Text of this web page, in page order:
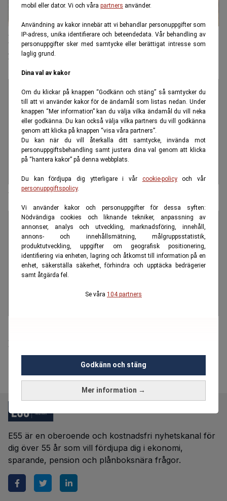
mobil eller dator. Vi och våra partners använder.
Användning av kakor innebär att vi behandlar personuppgifter som
IP-adress, unika identifierare och beteendedata. Vår behandling av
personuppgifter sker med samtycke eller berättigat intresse som
laglig grund.
Dina val av kakor
Om du klickar på knappen “Godkänn och stäng” så samtycker du
till att vi använder kakor för de ändamål som listas nedan. Under
knappen “Mer information” kan du välja vilka ändamål du vill neka
eller godkänna. Du kan också välja vilka partners du vill godkänna
genom att klicka på knappen “visa våra partners”.
Du kan när du vill återkalla ditt samtycke, invända mot
personuppgiftsbehandling samt justera dina val genom att klicka
på “hantera kakor” på denna webbplats.
Du kan fördjupa dig ytterligare i vår cookie-policyoch vår
personuppgiftspolicy.
Vi använder kakor och personuppgifter för dessa syften:
Nödvändiga cookies och liknande tekniker, anpassning av
annonser, analys och utveckling, marknadsföring, innehåll,
annons- och innehållsmätning, målgruppsstatistik,
produktutveckling, uppgifter om geografisk positionering,
identifiering via enheten, lagring och åtkomst till information på en
enhet, säkerställa säkerhet, förhindra och upptäcka bedrägerier
samt åtgärda fel.
Se våra 104 partners
Mer information →
Godkänn och stäng
Prins Daniel kungligt rik på sitt
företagande
Vem är kungafamiljens aktievinnare?
på lillprinsen
E55 är en oberoende och kostnadsfri nyhetskanal för
dig över 55 år som vill fördjupa dig i ekonomi,
sparande, pension och plånboksnära frågor.